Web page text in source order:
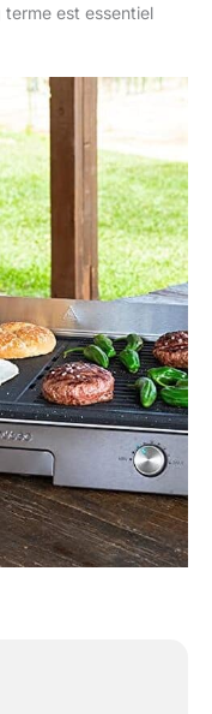
résultats
Dispose de
par zone.
est essentiel